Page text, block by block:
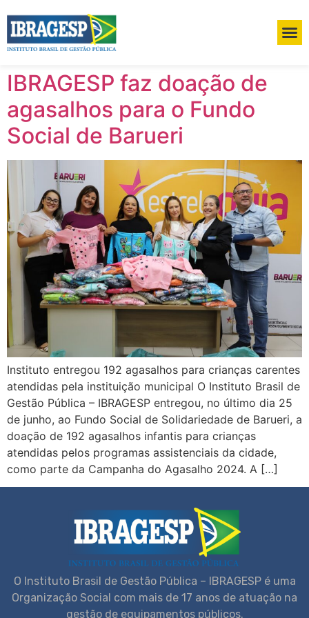
IBRAGESP faz doação de
agasalhos para o Fundo
Social de Barueri
Instituto entregou 192 agasalhos para crianças carentes
atendidas pela instituição municipal O Instituto Brasil de
Gestão Pública – IBRAGESP entregou, no último dia 25
de junho, ao Fundo Social de Solidariedade de Barueri, a
doação de 192 agasalhos infantis para crianças
atendidas pelos programas assistenciais da cidade,
como parte da Campanha do Agasalho 2024. A […]
O Instituto Brasil de Gestão Pública – IBRAGESP é uma
Organização Social com mais de 17 anos de atuação na
gestão de equipamentos públicos.